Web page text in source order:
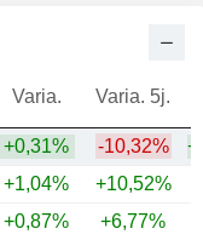
Varia. Varia. 5j.
+0,31% -10,32%
+1,04% +10,52%
+0,87% +6,77%